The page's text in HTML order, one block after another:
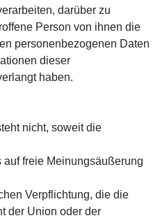
darüber zu
Person von ihnen die
personenbezogenen Daten
dieser
haben.
nicht, soweit die
auf freie Meinungsäußerung
Verpflichtung, die die
der Union oder der